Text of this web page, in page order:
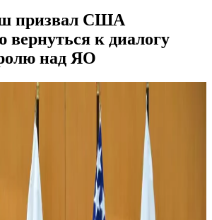
призвал США
вернуться к диалогу
над ЯО